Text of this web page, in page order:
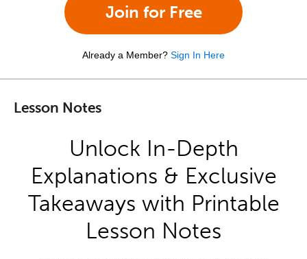
Join for Free
Already a Member? Sign In Here
Lesson Notes
Unlock In-Depth
Explanations & Exclusive
Takeaways with Printable
Lesson Notes